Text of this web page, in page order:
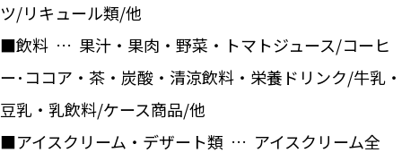
ツ/リキュール類/他
■飲料 … 果汁・果肉・野菜・トマトジュース/コーヒ
ー･ココア・茶・炭酸・清涼飲料・栄養ドリンク/牛乳・
豆乳・乳飲料/ケース商品/他
■アイスクリーム・デザート類 … アイスクリーム全